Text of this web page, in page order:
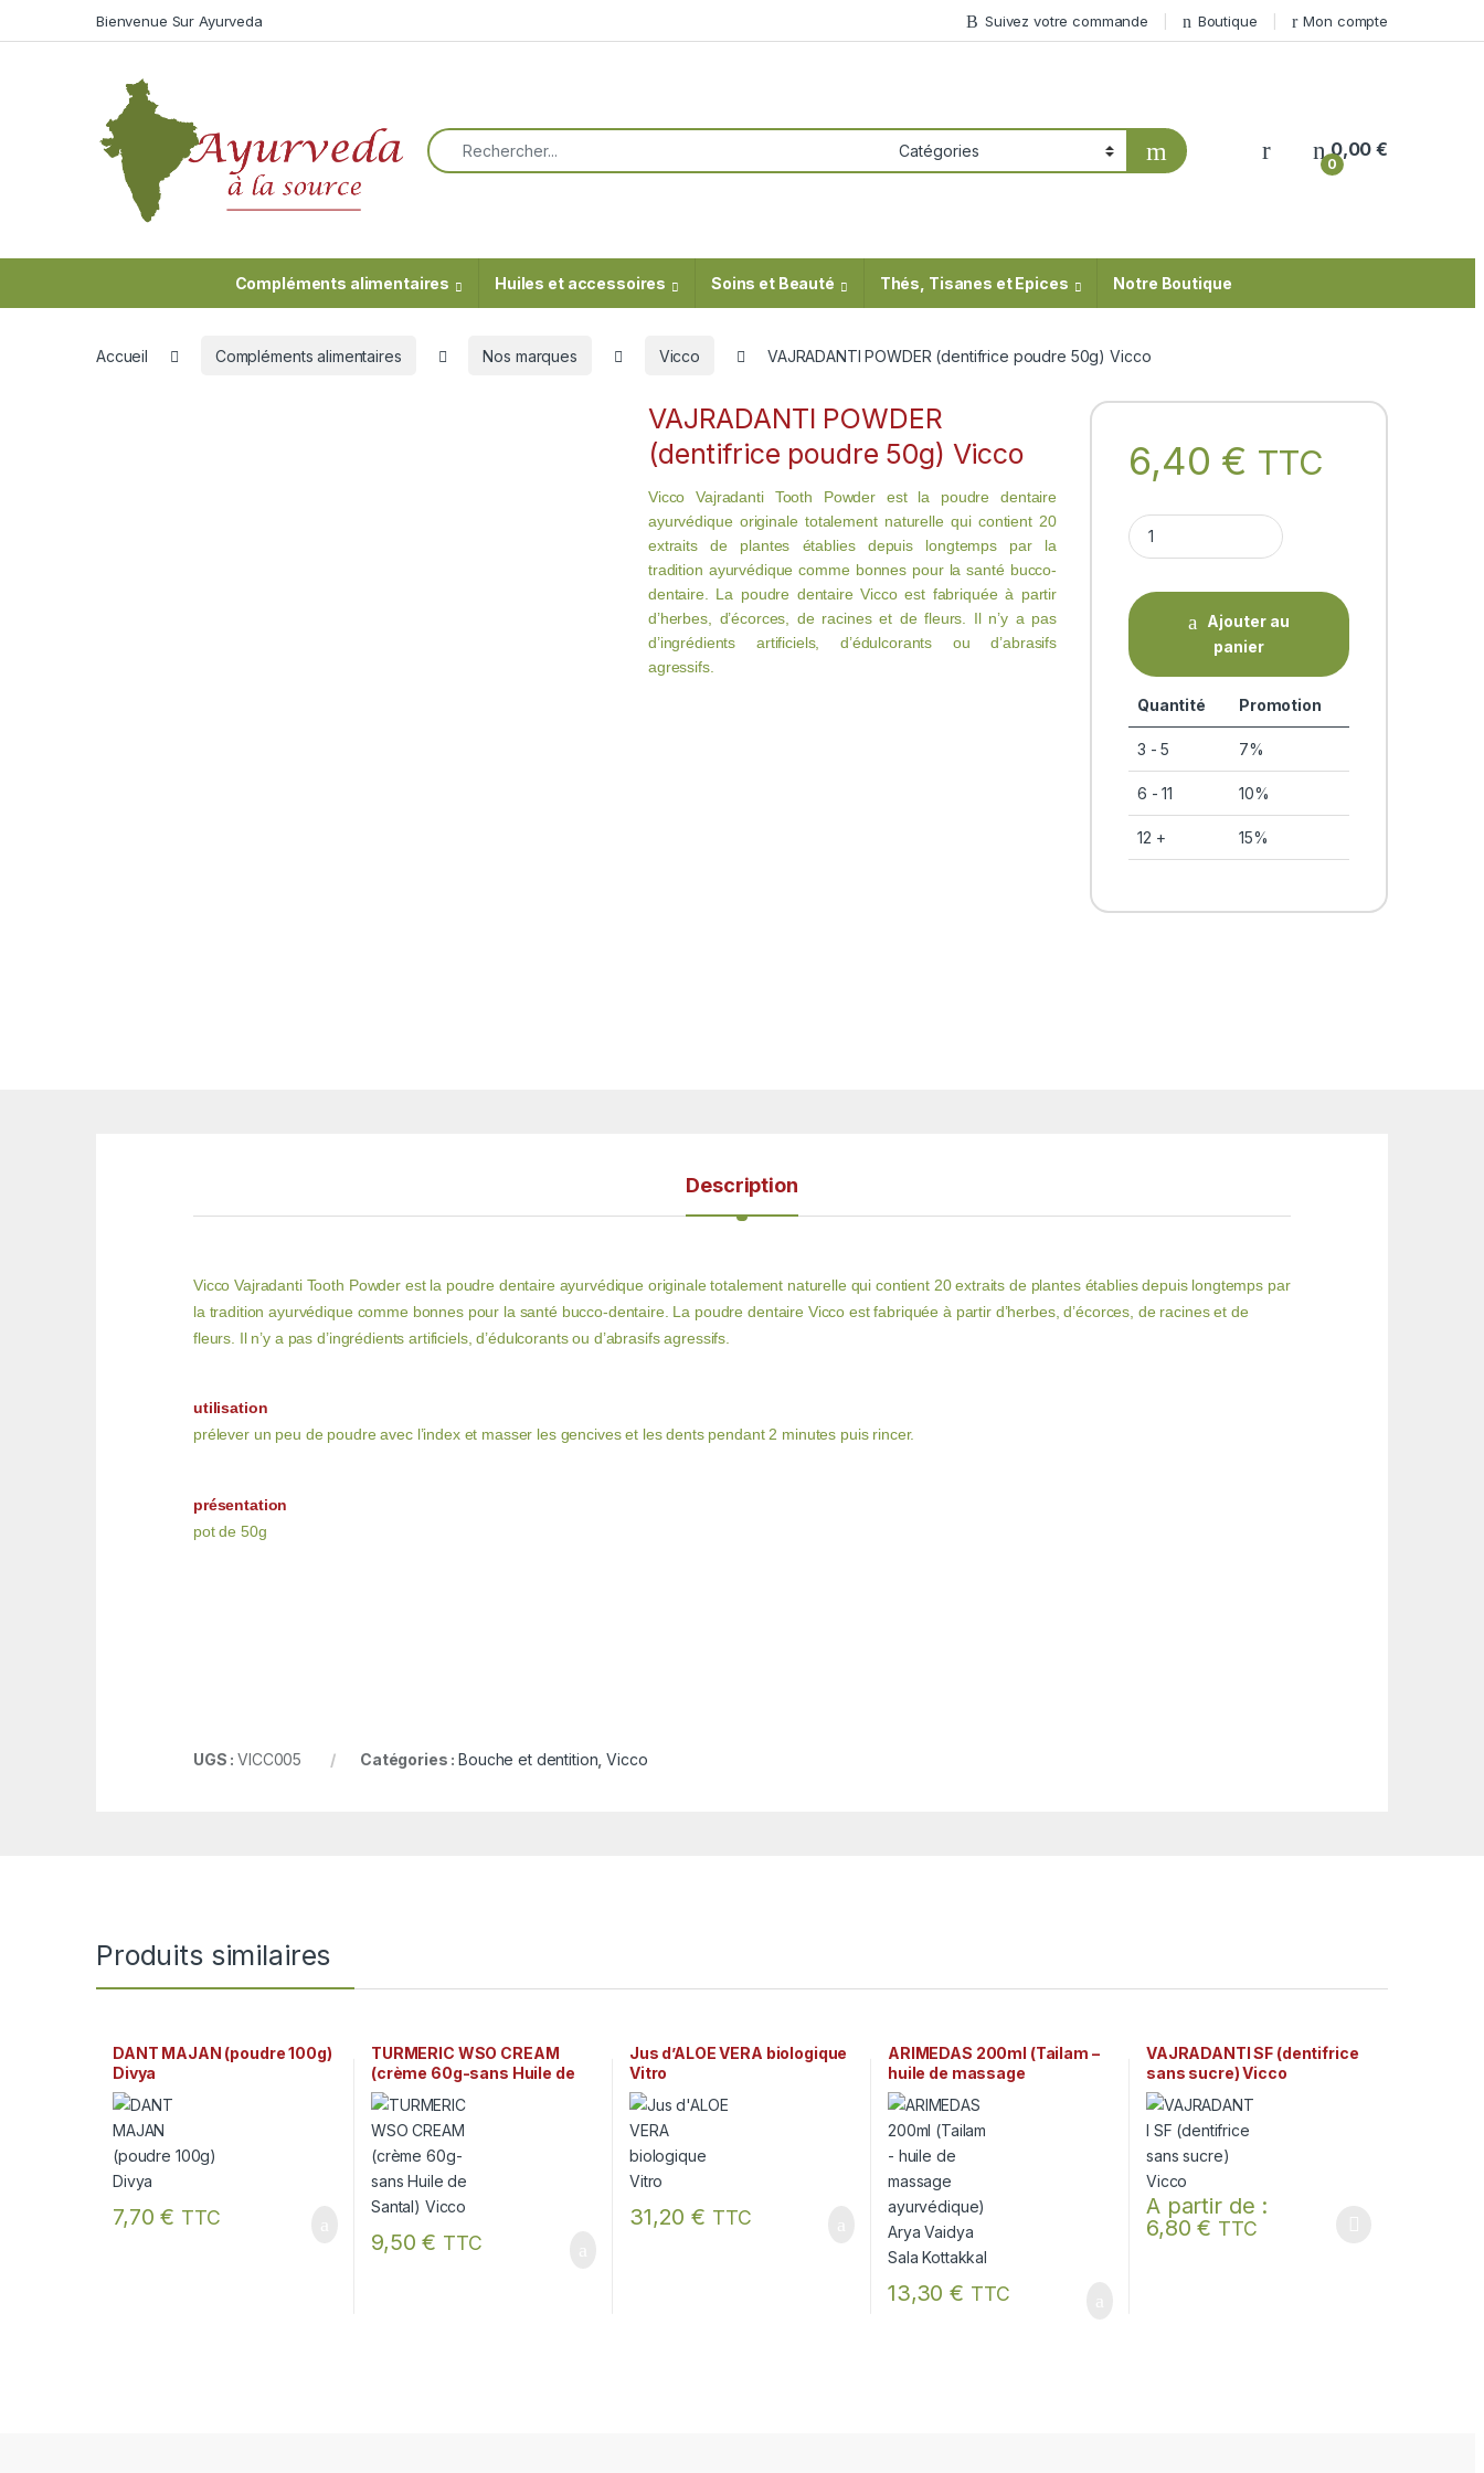
Bienvenue Sur Ayurveda Suivez votre commande Boutique Mon compte
Search for:
My Account
0
0,00€
Compléments alimentaires Huiles et accessoires Soins et Beauté Thés, Tisanes et Epices Notre Boutique
Accueil Compléments alimentaires Nos marques Vicco VAJRADANTI POWDER (dentifrice poudre 50g) Vicco
VAJRADANTI POWDER
(dentifrice poudre 50g) Vicco
Vicco Vajradanti Tooth Powder est la poudre dentaire
ayurvédique originale totalement naturelle qui contient 20
extraits de plantes établies depuis longtemps par la
tradition ayurvédique comme bonnes pour la santé bucco-
dentaire. La poudre dentaire Vicco est fabriquée à partir
d’herbes, d’écorces, de racines et de fleurs. Il n’y a pas
d’ingrédients artificiels, d’édulcorants ou d’abrasifs
agressifs.
6,40 € TTC
VAJRADANTI POWDER (dentifrice poudre 50g)
Ajouter au
panier
Quantité Promotion
3 - 5 7%
6 - 11 10%
12 + 15%
Description
Vicco Vajradanti Tooth Powder est la poudre dentaire ayurvédique originale totalement naturelle qui contient 20 extraits de plantes établies depuis longtemps par
la tradition ayurvédique comme bonnes pour la santé bucco-dentaire. La poudre dentaire Vicco est fabriquée à partir d’herbes, d’écorces, de racines et de
fleurs. Il n’y a pas d’ingrédients artificiels, d’édulcorants ou d’abrasifs agressifs.
utilisation
prélever un peu de poudre avec l’index et masser les gencives et les dents pendant 2 minutes puis rincer.
présentation
pot de 50g
UGS :VICC005 Catégories :Bouche et dentition,Vicco
Produits similaires
DANT MAJAN (poudre 100g)
Divya
7,70€ TTC
TURMERIC WSO CREAM
(crème 60g-sans Huile de
Santal) Vicco
9,50€ TTC
Jus d’ALOE VERA biologique
Vitro
31,20€ TTC
ARIMEDAS 200ml (Tailam –
huile de massage
ayurvédique) Arya Vaidya
Sala Kottakkal
13,30€ TTC
VAJRADANTI SF (dentifrice
sans sucre) Vicco
A partir de :
6,80€ TTC
Ce produit a plusieurs variations. Les options